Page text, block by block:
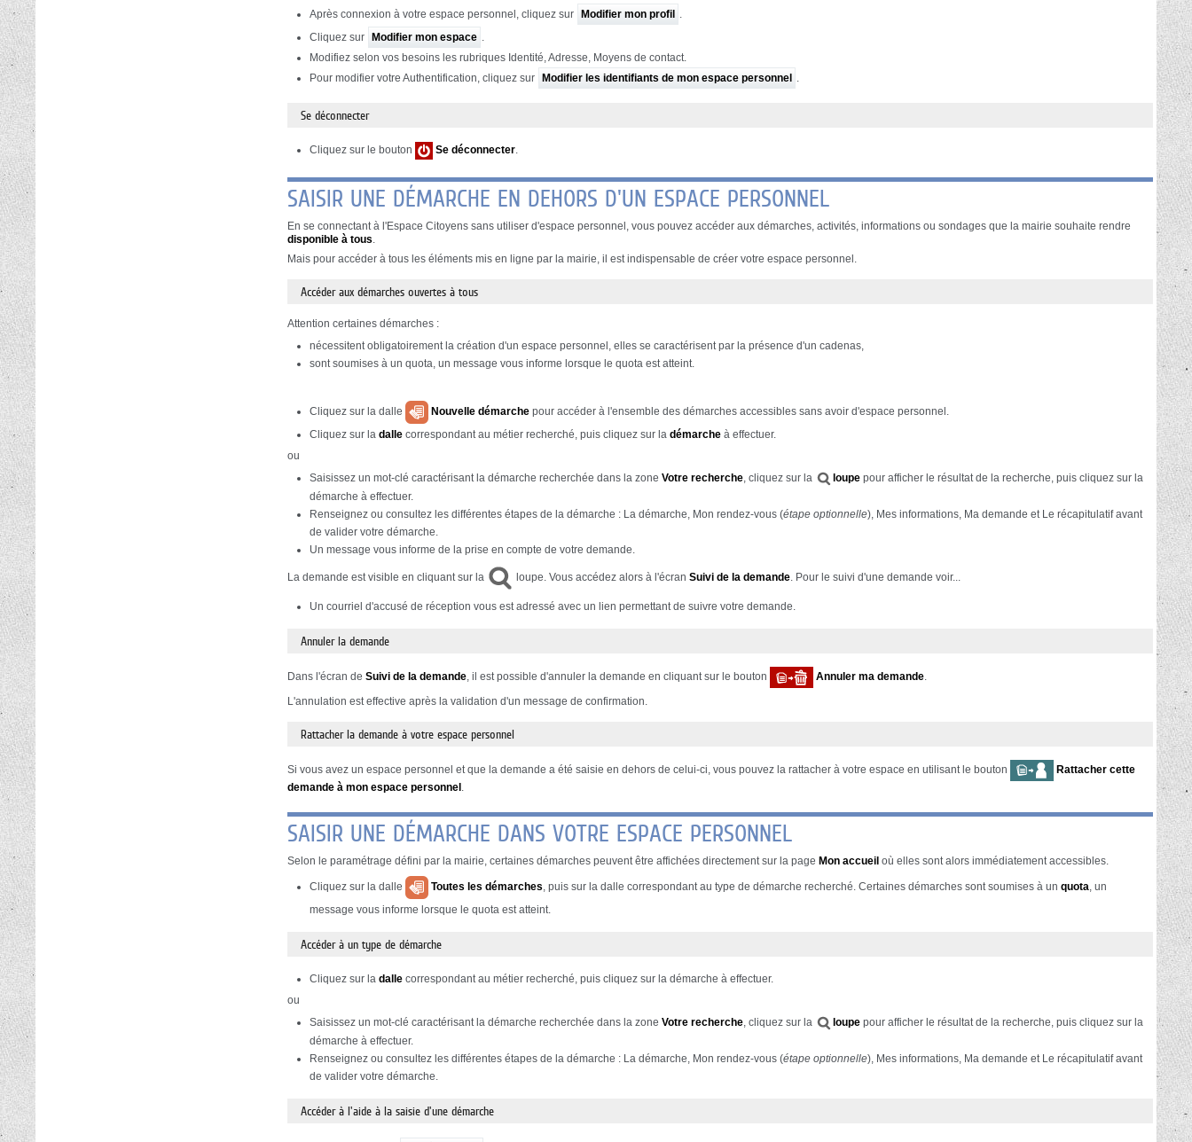
Après connexion à votre espace personnel, cliquez sur Modifier mon profil
.
Cliquez sur
Modifier mon espace .
Modifiez selon vos besoins les rubriques Identité, Adresse, Moyens de contact.
Pour modifier votre Authentification, cliquez sur
Modifier les identifiants de mon espace personnel .
Se déconnecter
Cliquez sur le bouton Se déconnecter.
SAISIR UNE DÉMARCHE EN DEHORS D'UN ESPACE PERSONNEL
En se connectant à l'Espace Citoyens sans utiliser d'espace personnel, vous pouvez accéder aux démarches, activités, informations ou sondages que la mairie souhaite rendre
disponible à tous.
Mais pour accéder à tous les éléments mis en ligne par la mairie, il est indispensable de créer votre espace personnel.
Accéder aux démarches ouvertes à tous
Attention certaines démarches :
nécessitent obligatoirement la création d'un espace personnel, elles se caractérisent par la présence d'un cadenas,
sont soumises à un quota, un message vous informe lorsque le quota est atteint.
Cliquez sur la dalle Nouvelle démarche pour accéder à l'ensemble des démarches accessibles sans avoir d'espace personnel.
Cliquez sur la dalle correspondant au métier recherché, puis cliquez sur la démarche à effectuer.
ou
Saisissez un mot-clé caractérisant la démarche recherchée dans la zone Votre recherche, cliquez sur la loupe pour afficher le résultat de la recherche, puis cliquez sur la
démarche à effectuer.
Renseignez ou consultez les différentes étapes de la démarche : La démarche, Mon rendez-vous (étape optionnelle), Mes informations, Ma demande et Le récapitulatif avant
de valider votre démarche.
Un message vous informe de la prise en compte de votre demande.
La demande est visible en cliquant sur la loupe. Vous accédez alors à l'écran Suivi de la demande. Pour le suivi d'une demande voir...
Un courriel d'accusé de réception vous est adressé avec un lien permettant de suivre votre demande.
Annuler la demande
Dans l'écran de Suivi de la demande, il est possible d'annuler la demande en cliquant sur le bouton Annuler ma demande.
L'annulation est effective après la validation d'un message de confirmation.
Rattacher la demande à votre espace personnel
Si vous avez un espace personnel et que la demande a été saisie en dehors de celui-ci, vous pouvez la rattacher à votre espace en utilisant le bouton
Rattacher cette
demande à mon espace personnel
SAISIR UNE DÉMARCHE DANS VOTRE ESPACE PERSONNEL
Selon le paramétrage défini par la mairie, certaines démarches peuvent être affichées directement sur la page Mon accueil où elles sont alors immédiatement accessibles.
Cliquez sur la dalle Toutes les démarches, puis sur la dalle correspondant au type de démarche recherché. Certaines démarches sont soumises à un quota, un
message vous informe lorsque le quota est atteint.
Accéder à un type de démarche
Cliquez sur la dalle correspondant au métier recherché, puis cliquez sur la démarche à effectuer.
ou
Saisissez un mot-clé caractérisant la démarche recherchée dans la zone Votre recherche, cliquez sur la loupe pour afficher le résultat de la recherche, puis cliquez sur la
démarche à effectuer.
Renseignez ou consultez les différentes étapes de la démarche : La démarche, Mon rendez-vous (étape optionnelle), Mes informations, Ma demande et Le récapitulatif avant
de valider votre démarche.
Accéder à l'aide à la saisie d'une démarche